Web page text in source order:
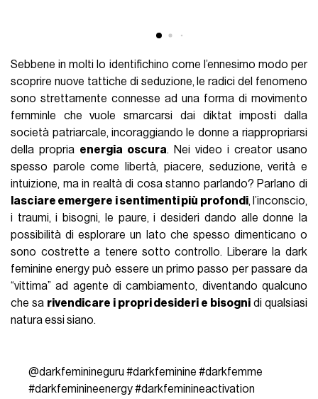
Sebbene in molti lo identifichino come l’ennesimo modo per
scoprire nuove tattiche di seduzione, le radici del fenomeno
sono strettamente connesse ad una forma di movimento
femminle che vuole smarcarsi dai diktat imposti dalla
società patriarcale, incoraggiando le donne a riappropriarsi
della propria energia oscura. Nei video i creator usano
spesso parole come libertà, piacere, seduzione, verità e
intuizione, ma in realtà di cosa stanno parlando? Parlano di
lasciare emergere i sentimenti più profondi, l’inconscio,
i traumi, i bisogni, le paure, i desideri dando alle donne la
possibilità di esplorare un lato che spesso dimenticano o
sono costrette a tenere sotto controllo. Liberare la dark
feminine energy può essere un primo passo per passare da
“vittima” ad agente di cambiamento, diventando qualcuno
che sa rivendicare i propri desideri e bisogni di qualsiasi
natura essi siano.
@darkfeminineguru #darkfeminine #darkfemme
#darkfeminineenergy#darkfeminineactivation